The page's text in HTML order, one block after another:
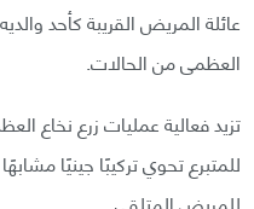
عائلة المريض القريبة كأحد
العظمى من الحالات.
تزيد فعالية عمليات زرع نخاع
للمتبرع تحوي تركيبًا جينيًا